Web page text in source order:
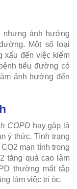
nhưng ảnh hưởng
Một số loại
xấu đến việc kiểm
tiểu đường có
ảnh hưởng đến
COPD hay gặp là
ý thức. Tình trạng
mạn tính trong
tăng quá cao làm
thường mất tập
làm việc trí óc.